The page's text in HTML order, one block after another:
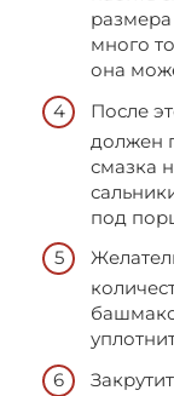
много
она
После
должен
смазка
под